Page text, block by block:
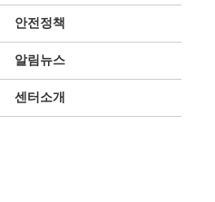
안전정책
알림뉴스
센터소개